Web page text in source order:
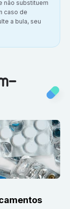
não substituem
caso de
a bula, seu